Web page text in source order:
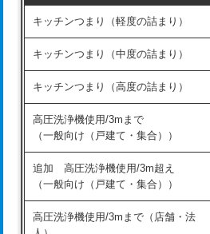
排水管工事（排水管工事/3ｍまで）
排水管工事（追加 排水管工事/3ｍ超
マス交換（深さ50㎝未満）
マス交換（深さ50㎝以上）
コンクリート斫り（厚さ10㎝まで）
式・ワンホール）)
交換・取付(排水栓・排水トラップ
持込商品取付（単水栓）
持込商品取付（混合水栓）
キッチンつまり（軽度の詰まり）
キッチンつまり（中度の詰まり）
キッチンつまり（高度の詰まり）
高圧洗浄機使用/3mまで
（一般向け（戸建て・集合））
追加 高圧洗浄機使用/3m超え
（一般向け（戸建て・集合））
高圧洗浄機使用/3mまで（店舗・法